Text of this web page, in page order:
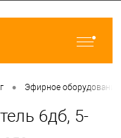
• Эфирное
6дб, 5-